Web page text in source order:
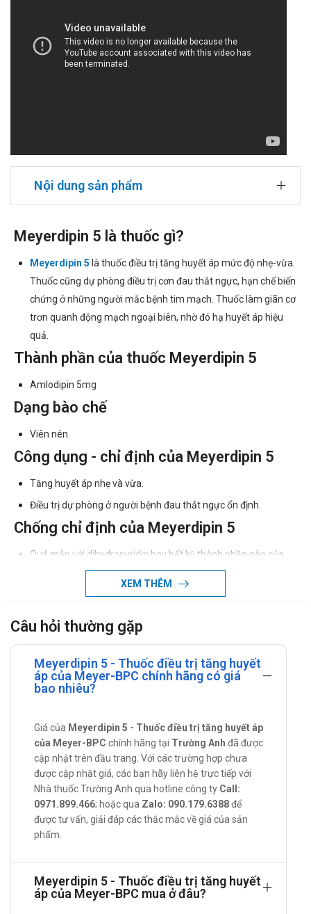
Nội dung sản phẩm
Meyerdipin 5 là thuốc gì?
Meyerdipin 5 là thuốc điều trị tăng huyết áp mức độ nhẹ-vừa.
Thuốc cũng dự phòng điều trị cơn đau thắt ngực, hạn chế biến
chứng ở những người mắc bệnh tim mạch. Thuốc làm giãn cơ
trơn quanh động mạch ngoại biên, nhờ đó hạ huyết áp hiệu
quả.
Thành phần của thuốc Meyerdipin 5
Amlodipin 5mg
Dạng bào chế
Viên nén.
Công dụng - chỉ định của Meyerdipin 5
Tăng huyết áp nhẹ và vừa.
Điều trị dự phòng ở người bệnh đau thắt ngực ổn định.
Chống chỉ định của Meyerdipin 5
Quá mẫn với dihydropyridin hay bất kỳ thành phần nào của
Không dùng cho những người suy tim chưa được điều trị ổn
Cách dùng - Liều dùng Meyerdipin 5
Để điều trị tăng huyết áp và đau thắt ngực, liều phải phù hợp
cho từng người bệnh nhân. Nói chung, khởi đầu với liều bình
Nếu tác dụng không hiệu quả sau 4 tuần điều trị có thể tăng
liều. Không cần điều chỉnh liều khi phối hợp các thuốc lợi tiểu
thiazid.
Lưu ý khi sử dụng Meyerdipin 5
Với người giảm chức năng gan, hẹp động mạch chủ, suy tim
sau nhồi máu cơ tim cấp.
Tác dụng phụ khi sử dụng Meyerdipin 5
Toàn thân: phù cổ chân, nhức đầu, chóng mặt, đỏ bừng mặt,
XEM THÊM
Câu hỏi thường gặp
Meyerdipin 5 - Thuốc điều trị tăng huyết
áp của Meyer-BPC chính hãng có giá
bao nhiêu?
Giá của Meyerdipin 5 - Thuốc điều trị tăng huyết áp
của Meyer-BPC chính hãng tại Trường Anh đã được
cập nhật trên đầu trang. Với các trường hợp chưa
được cập nhật giá, các bạn hãy liên hệ trực tiếp với
Nhà thuốc Trường Anh qua hotline công ty Call:
0971.899.466; hoặc qua Zalo: 090.179.6388để
được tư vấn, giải đáp các thắc mắc về giá của sản
phẩm.
Meyerdipin 5 - Thuốc điều trị tăng huyết
áp của Meyer-BPC mua ở đâu?